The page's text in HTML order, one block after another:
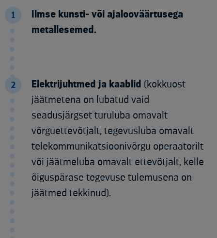
1
Ilmse kunsti- või ajalooväärtusega
metallesemed.
2 Elektrijuhtmed ja kaablid (kokkuost
jäätmetena on lubatud vaid
seadusjärgset turuluba omavalt
võrguettevõtjalt, tegevusluba omavalt
telekommunikatsioonivõrgu operaatorilt
või jäätmeluba omavalt ettevõtjalt, kelle
õiguspärase tegevuse tulemusena on
jäätmed tekkinud).